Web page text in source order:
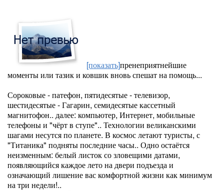
[показать]пренеприятнейшие
моменты или тазик и ковшик вновь спешат на помощь...
Сороковые - патефон, пятидесятые - телевизор,
шестидесятые - Гагарин, семидесятые кассетный
магнитофон.. далее: компьютер, Интернет, мобильные
телефоны и "чёрт в ступе".. Технологии великанскими
шагами несутся по планете. В космос летают туристы, с
"Титаника" подняты последние часы.. Одно остаётся
неизменным: белый листок со зловещими датами,
появляющийся каждое лето на двери подъезда и
означающий лишение вас комфортной жизни как минимум
на три недели!..